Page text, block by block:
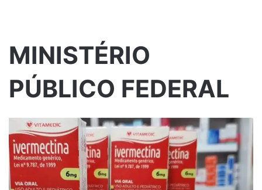
MINISTÉRIO
PÚBLICO FEDERAL